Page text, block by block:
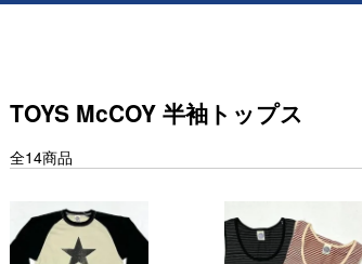
TOYS McCOY 半袖トップス
全14商品